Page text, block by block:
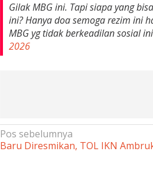
Gilak MBG ini. Tapi siapa yang
ini? Hanya doa semoga rezim ini
MBG yg tidak berkeadilan sosial
2026
Navigasi
pos
Pos sebelumnya
Baru Diresmikan, TOL IKN